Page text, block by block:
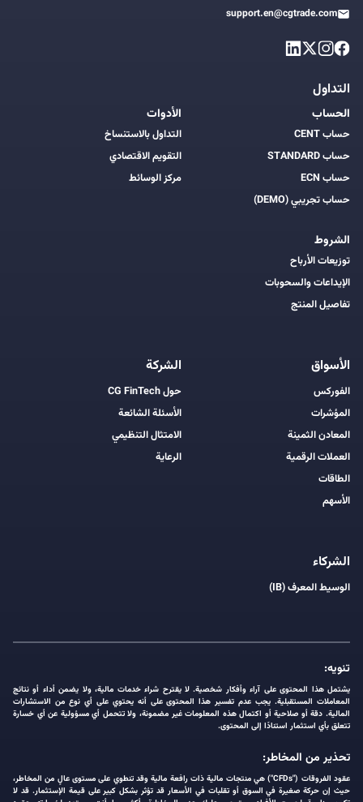
support.en@cgtrade.com
التداول
الحساب
حساب CENT
حساب STANDARD
حساب ECN
حساب تجريبي (DEMO)
الشروط
توزيعات الأرباح
الإيداعات والسحوبات
تفاصيل المنتج
الأدوات
التداول بالاستنساخ
التقويم الاقتصادي
مركز الوسائط
الأسواق
الفوركس
المؤشرات
المعادن الثمينة
العملات الرقمية
الطاقات
الأسهم
الشركة
حول CG FinTech
الأسئلة الشائعة
الامتثال التنظيمي
الرعاية
الشركاء
الوسيط المعرف (IB)
تنويه:
يشتمل هذا المحتوى على آراء وأفكار شخصية. لا يقترح شراء خدمات مالية، ولا يضمن أداء أو نتائج
المعاملات المستقبلية. يجب عدم تفسير هذا المحتوى على أنه يحتوي على أي نوع من الاستشارات
المالية. دقة أو صلاحية أو اكتمال هذه المعلومات غير مضمونة، ولا تتحمل أي مسؤولية عن أي خسارة
تتعلق بأي استثمار استنادًا إلى المحتوى.
تحذير من المخاطر:
عقود الفروقات ("CFDs") هي منتجات مالية ذات رافعة مالية وقد تنطوي على مستوى عالٍ من المخاطر،
حيث إن حركة صغيرة في السوق أو تقلبات في الأسعار قد تؤثر بشكل كبير على قيمة الإستثمار. قد لا